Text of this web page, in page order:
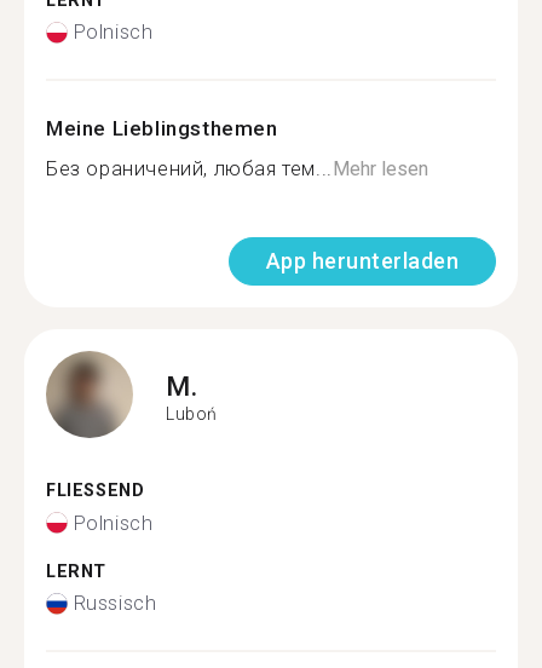
Polnisch
Meine Lieblingsthemen
Без ораничений, любая тем...Mehr lesen
App herunterladen
M.
Luboń
FLIESSEND
Polnisch
LERNT
Russisch